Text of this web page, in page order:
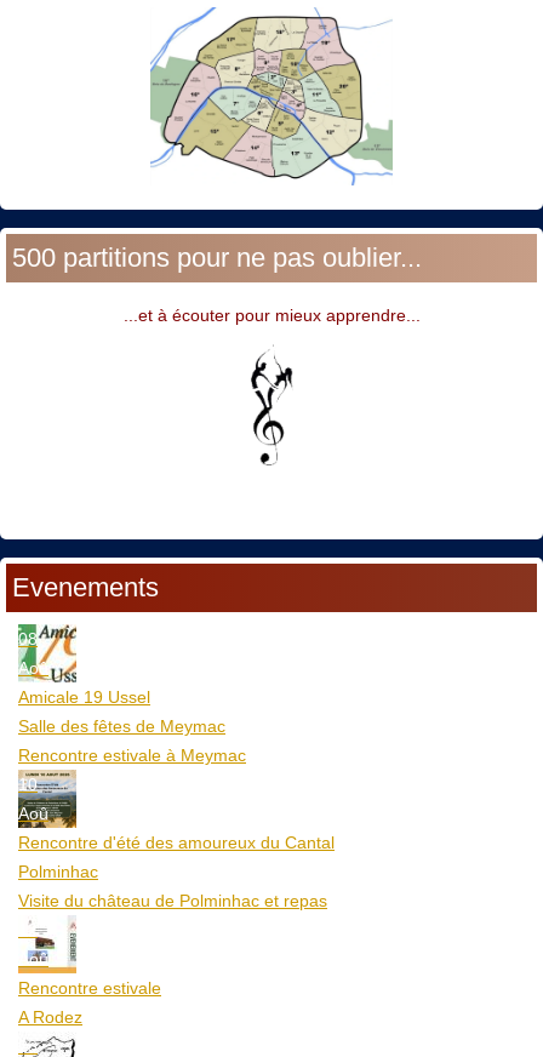
500 partitions pour ne pas oublier...
...et à écouter pour mieux apprendre...
Evenements
08
Aoû
Amicale 19 Ussel
Salle des fêtes de Meymac
Rencontre estivale à Meymac
10
Aoû
Rencontre d'été des amoureux du Cantal
Polminhac
Visite du château de Polminhac et repas
12
Aoû
Rencontre estivale
A Rodez
23